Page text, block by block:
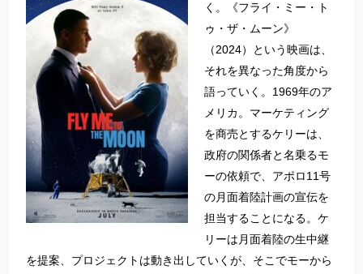
く。《フライ・ミー・ト
ゥ・ザ・ムーン》
（2024）という映画は、
それを異なった角度から
語っていく。1969年のア
メリカ。マーケティング
を商売とするケリーは、
政府の関係者と名乗るモ
ーの依頼で、アポロ11号
の月面着陸計画の宣伝を
担当することになる。ケ
リーは月面着陸の生中継
を提案、プロジェクトは動き出していくが、そこでモーから